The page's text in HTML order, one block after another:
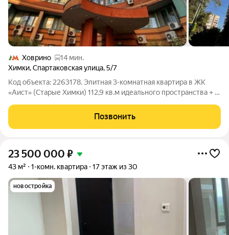
Ховрино
14 мин.
Химки,Спартаковская улица,5/7
Код объекта: 2263178. Элитная 3-комнатная квартира в ЖК
«Аист» (Старые Химки) 112,9 кв.м идеального пространства + 2
(спальня + гостиная), кухня 14,3 кв.м с техникой и гарнитуром,
спальня 17,1 кв.м
Позвонить
23 500 000 ₽
43 м² 1-комн. квартира 17 этаж из 30
новостройка